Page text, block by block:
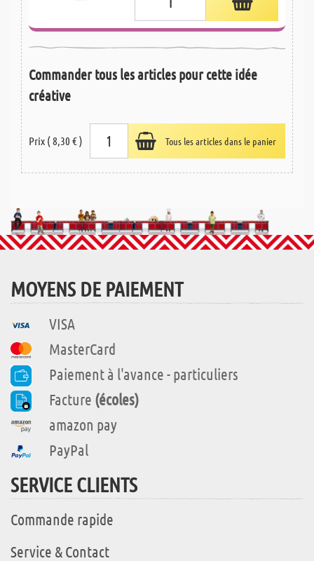
Commander tous les articles pour cette idée
créative
Prix ( 8,30 € ) Tous les articles dans le panier
MOYENS DE PAIEMENT
VISA
MasterCard
Paiement à l'avance - particuliers
Facture (écoles)
amazon pay
PayPal
SERVICE CLIENTS
Commande rapide
Service & Contact